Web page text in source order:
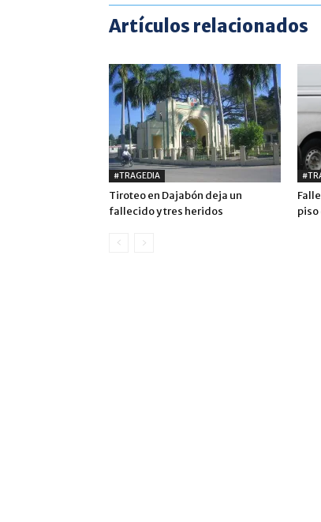
Artículos relacionados
#TRAGEDIA
Tiroteo en Dajabón deja un
fallecido y tres heridos
piso